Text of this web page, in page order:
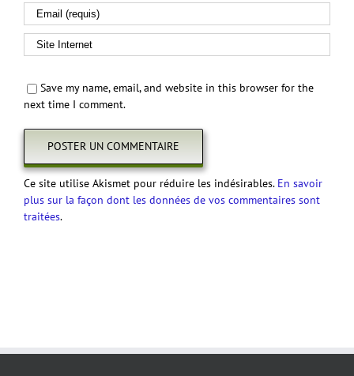
Save my name, email, and website in this browser for the
next time I comment.
Ce site utilise Akismet pour réduire les indésirables. En savoir
plus sur la façon dont les données de vos commentaires sont
traitées.